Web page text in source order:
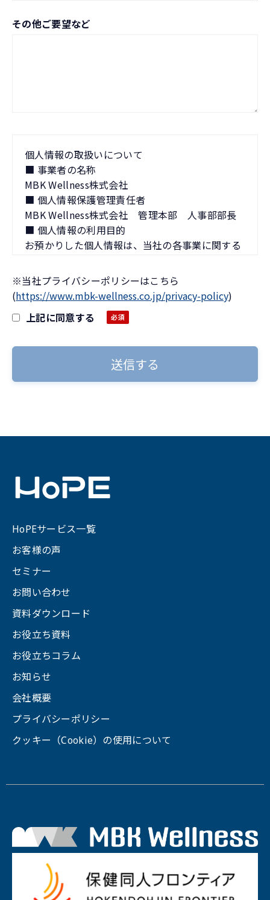
その他ご要望など
個人情報の取扱いについて
■ 事業者の名称
MBK Wellness株式会社
■ 個人情報保護管理責任者
MBK Wellness株式会社 管理本部 人事部部長
■ 個人情報の利用目的
お預かりした個人情報は、当社の各事業に関する
案内を含むメールマガジンの送付に利用します。
■ お預かりする個人情報の項目
本手続きでは、以下の項目をフォームにご入力い
ただきます。
法人名・団体名*、部署名*、役職
*がついている項目は、フォームにおいて入
力が必須となります。
提供しません。
に必要な範囲内で、個人情報の取り扱いの一部又
は全部を外部に委託することがあります。
が規定する個人情報管理基準を満たす企業を選定
して委託を行い、適切な取扱いが行われるよう監
■ 取得した個人情報の開示等及びお問合せ窓口
ご提供いただいた個人情報については、利用目的
の通知、開示、訂正、追加又は削除、利用の停
止、消去及び第三者提供の停止（以下、「開示
等」という）の請求を申し出ることができます。
手続きについては、下記の「開示等の請求手続
申し出ください。
■ 個人情報における任意性について
個人情報のご提供は、ご本人の任意です。ただ
し、必須項目をご入力いただけない場合は本フォ
ームをご利用いただけませんので、ご了承くださ
の取得
※当社プライバシーポリシーはこちら
(https://www.mbk-wellness.co.jp/privacy-policy)
上記に同意する
HoPEサービス一覧
お客様の声
セミナー
お問い合わせ
資料ダウンロード
お役立ち資料
お役立ちコラム
お知らせ
会社概要
プライバシーポリシー
クッキー（Cookie）の使用について